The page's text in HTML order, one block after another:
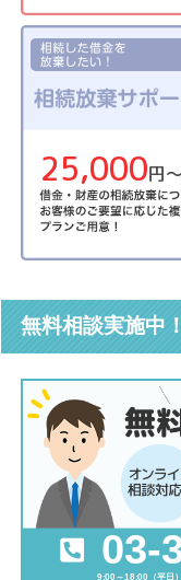
25,000円〜
無料相談実施中！
03-
9:00～18:00（平日